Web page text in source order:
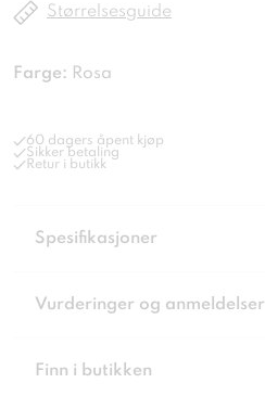
Størrelsesguide
Farge: Rosa
60 dagers åpent kjøp
Sikker betaling
Retur i butikk
Spesifikasjoner
Vurderinger og anmeldelser
Finn i butikken